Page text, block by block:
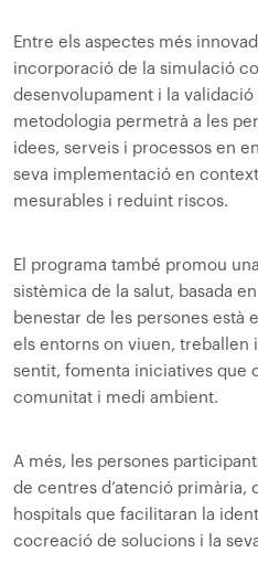
Entre els aspectes més
incorporació de la simulació
desenvolupament i la validació
metodologia permetrà a les
idees, serveis i processos en
seva implementació en
mesurables i reduint riscos.
El programa també promou
sistèmica de la salut, basada
benestar de les persones està
els entorns on viuen, treballen
sentit, fomenta iniciatives que
comunitat i medi ambient.
A més, les persones
de centres d’atenció primària,
hospitals que facilitaran la
cocreació de solucions i la